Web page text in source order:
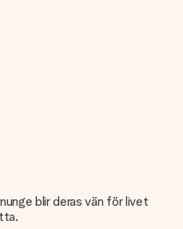
blir deras vän för livet